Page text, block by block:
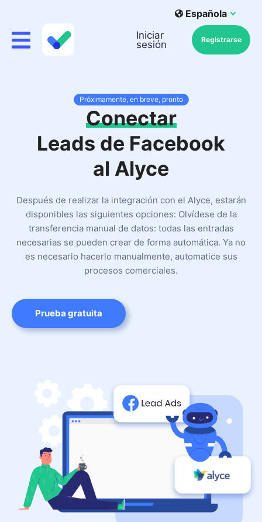
Española
Iniciar
sesión
Registrarse
Próximamente, en breve, pronto
Conectar
Leads de Facebook
al Alyce
Después de realizar la integración con el Alyce, estarán
disponibles las siguientes opciones: Olvídese de la
transferencia manual de datos: todas las entradas
necesarias se pueden crear de forma automática. Ya no
es necesario hacerlo manualmente, automatice sus
procesos comerciales.
Prueba gratuita